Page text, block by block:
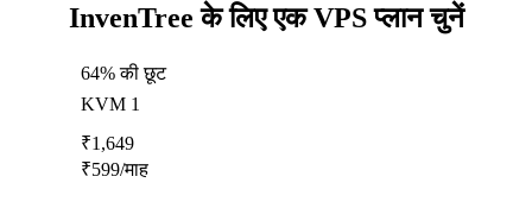
InvenTree के लिए एक VPS प्लान चुनें
64% की छूट
KVM 1
₹1,649
₹599/माह